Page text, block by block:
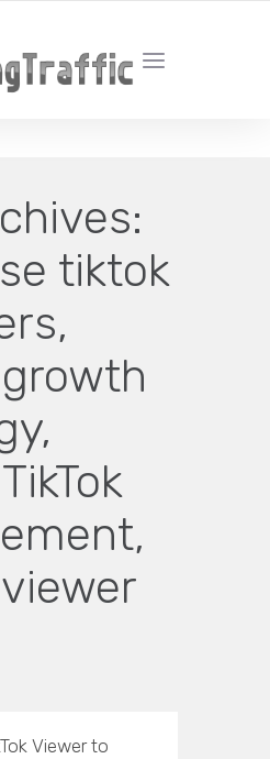
MARKETING AGENCY
tiktok
growth
Viewer to